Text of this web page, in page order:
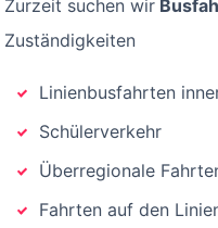
Zurzeit suchen wir
Zuständigkeiten
Linienbusfahrten
Schülerverkehr
Überregionale
Fahrten auf den